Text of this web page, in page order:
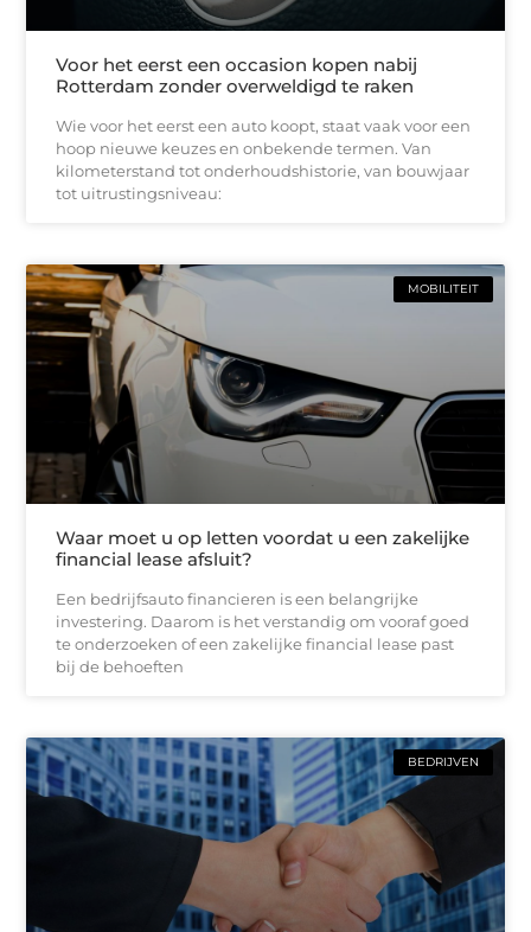
Voor het eerst een occasion kopen nabij
Rotterdam zonder overweldigd te raken
Wie voor het eerst een auto koopt, staat vaak voor een
hoop nieuwe keuzes en onbekende termen. Van
kilometerstand tot onderhoudshistorie, van bouwjaar
tot uitrustingsniveau:
MOBILITEIT
Waar moet u op letten voordat u een zakelijke
financial lease afsluit?
Een bedrijfsauto financieren is een belangrijke
investering. Daarom is het verstandig om vooraf goed
te onderzoeken of een zakelijke financial lease past
bij de behoeften
BEDRIJVEN